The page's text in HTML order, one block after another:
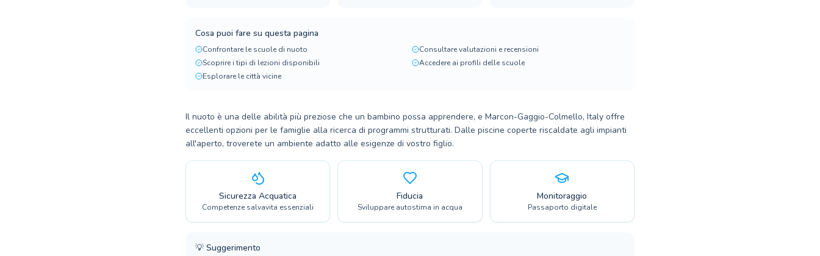
Cosa puoi fare su questa pagina
Confrontare le scuole di nuoto
Consultare valutazioni e recensioni
Scoprire i tipi di lezioni disponibili
Accedere ai profili delle scuole
Esplorare le città vicine
Il nuoto è una delle abilità più preziose che un bambino possa apprendere, e Marcon-Gaggio-Colmello, Italy offre
eccellenti opzioni per le famiglie alla ricerca di programmi strutturati. Dalle piscine coperte riscaldate agli impianti
all'aperto, troverete un ambiente adatto alle esigenze di vostro figlio.
Sicurezza Acquatica
Competenze salvavita essenziali
Fiducia
Sviluppare autostima in acqua
Monitoraggio
Passaporto digitale
💡 Suggerimento